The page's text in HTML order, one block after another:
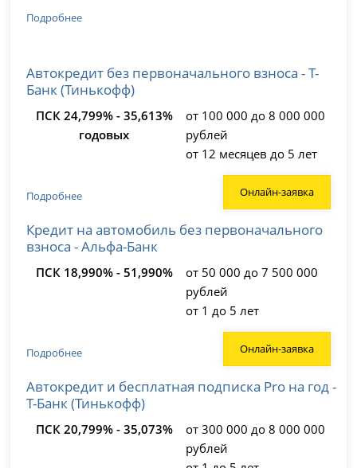
Подробнее
Автокредит без первоначального взноса - Т-
Банк (Тинькофф)
ПСК 24,799% - 35,613%
годовых
от 100 000 до 8 000 000
рублей
от 12 месяцев до 5 лет
Подробнее Онлайн-заявка
Кредит на автомобиль без первоначального
взноса - Альфа-Банк
ПСК 18,990% - 51,990%
от 50 000 до 7 500 000
рублей
от 1 до 5 лет
Подробнее Онлайн-заявка
Автокредит и бесплатная подписка Pro на год -
Т-Банк (Тинькофф)
ПСК 20,799% - 35,073%
от 300 000 до 8 000 000
рублей